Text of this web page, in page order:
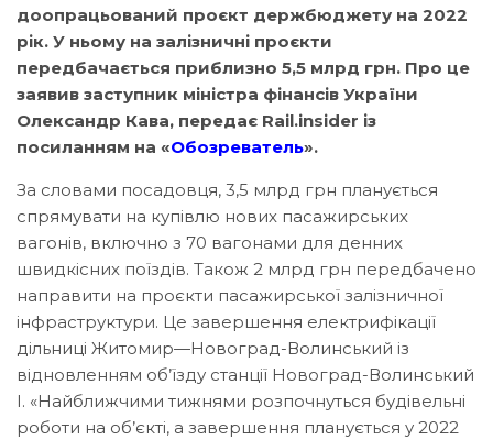
доопрацьований проєкт держбюджету на 2022
рік. У ньому на залізничні проєкти
передбачається приблизно 5,5 млрд грн. Про це
заявив заступник міністра фінансів України
Олександр Кава, передає Rail.insider із
посиланням на «Обозреватель».
За словами посадовця, 3,5 млрд грн планується
спрямувати на купівлю нових пасажирських
вагонів, включно з 70 вагонами для денних
швидкісних поїздів. Також 2 млрд грн передбачено
направити на проєкти пасажирської залізничної
інфраструктури. Це завершення електрифікації
дільниці Житомир—Новоград-Волинський із
відновленням об’їзду станції Новоград-Волинський
І. «Найближчими тижнями розпочнуться будівельні
роботи на об’єкті, а завершення планується у 2022